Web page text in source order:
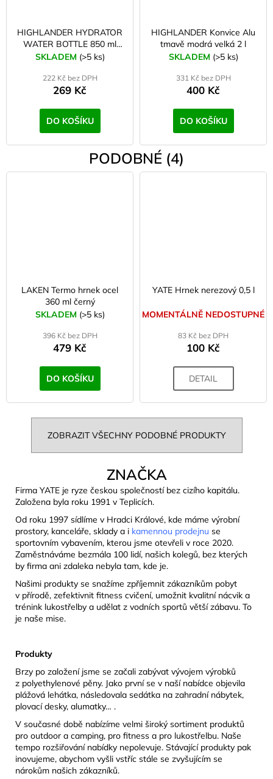
HIGHLANDER HYDRATOR
WATER BOTTLE 850 ml
Lahev Tritan, zelená
SKLADEM (>5 ks)
222 Kč bez DPH
269 Kč
DO KOŠÍKU
HIGHLANDER Konvice Alu
tmavě modrá velká 2 l
SKLADEM (>5 ks)
331 Kč bez DPH
400 Kč
DO KOŠÍKU
PODOBNÉ (4)
LAKEN Termo hrnek ocel
360 ml černý
SKLADEM (>5 ks)
396 Kč bez DPH
479 Kč
DO KOŠÍKU
YATE Hrnek nerezový 0,5 l
MOMENTÁLNĚ NEDOSTUPNÉ
83 Kč bez DPH
100 Kč
DETAIL
ZOBRAZIT VŠECHNY PODOBNÉ PRODUKTY
ZNAČKA
Firma YATE je ryze českou společností bez cizího kapitálu.
Založena byla roku 1991 v Teplicích.
Od roku 1997 sídlíme v Hradci Králové, kde máme výrobní
prostory, kanceláře, sklady a i kamennou prodejnu se
sportovním vybavením, kterou jsme otevřeli v roce 2020.
Zaměstnáváme bezmála 100 lidí, našich kolegů, bez kterých
by firma ani zdaleka nebyla tam, kde je.
Našimi produkty se snažíme zpříjemnit zákazníkům pobyt
v přírodě, zefektivnit fitness cvičení, umožnit kvalitní nácvik a
trénink lukostřelby a udělat z vodních sportů větší zábavu. To
je naše mise.
Produkty
Brzy po založení jsme se začali zabývat vývojem výrobků
z polyethylenové pěny. Jako první se v naší nabídce objevila
plážová lehátka, následovala sedátka na zahradní nábytek,
plovací desky, alumatky… .
V současné době nabízíme velmi široký sortiment produktů
pro outdoor a camping, pro fitness a pro lukostřelbu. Naše
tempo rozšiřování nabídky nepolevuje. Stávající produkty pak
inovujeme, abychom vyšli vstříc stále se zvyšujícím se
nárokům našich zákazníků.